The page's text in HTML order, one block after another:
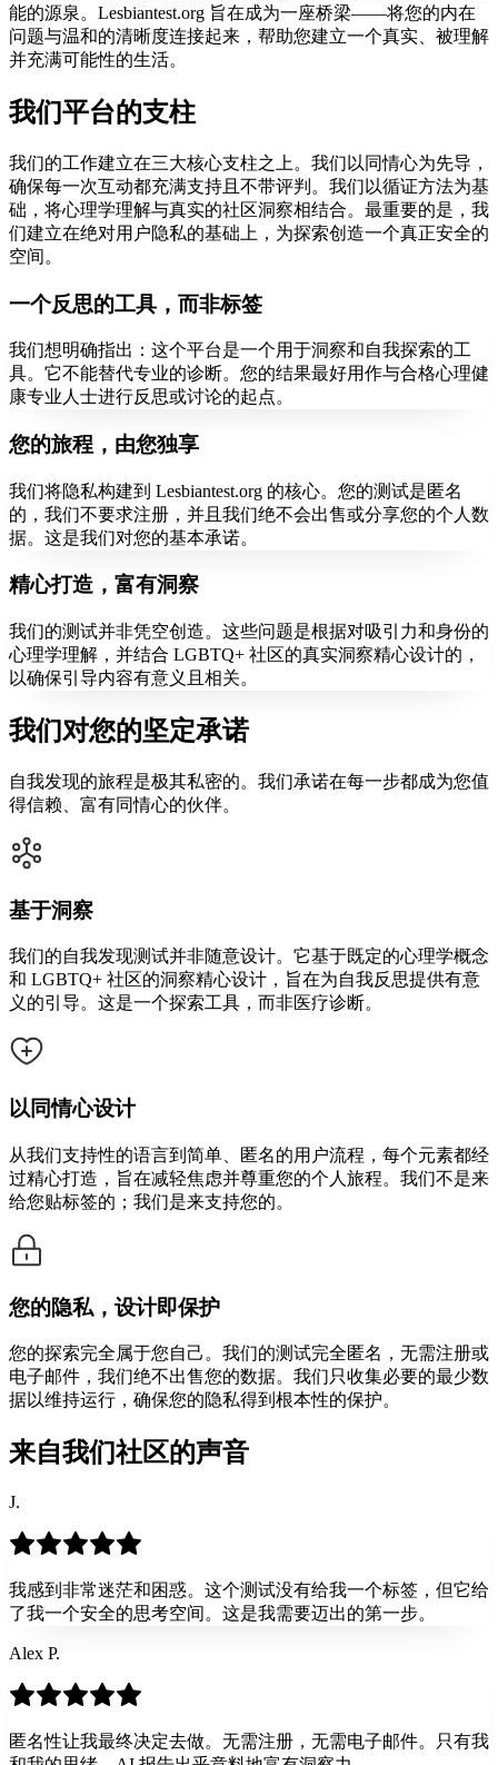
能的源泉。Lesbiantest.org 旨在成为一座桥梁——将您的内在
问题与温和的清晰度连接起来，帮助您建立一个真实、被理解
并充满可能性的生活。
我们平台的支柱
我们的工作建立在三大核心支柱之上。我们以同情心为先导，
确保每一次互动都充满支持且不带评判。我们以循证方法为基
础，将心理学理解与真实的社区洞察相结合。最重要的是，我
们建立在绝对用户隐私的基础上，为探索创造一个真正安全的
空间。
一个反思的工具，而非标签
我们想明确指出：这个平台是一个用于洞察和自我探索的工
具。它不能替代专业的诊断。您的结果最好用作与合格心理健
康专业人士进行反思或讨论的起点。
您的旅程，由您独享
我们将隐私构建到 Lesbiantest.org 的核心。您的测试是匿名
的，我们不要求注册，并且我们绝不会出售或分享您的个人数
据。这是我们对您的基本承诺。
精心打造，富有洞察
我们的测试并非凭空创造。这些问题是根据对吸引力和身份的
心理学理解，并结合 LGBTQ+ 社区的真实洞察精心设计的，
以确保引导内容有意义且相关。
我们对您的坚定承诺
自我发现的旅程是极其私密的。我们承诺在每一步都成为您值
得信赖、富有同情心的伙伴。
基于洞察
我们的自我发现测试并非随意设计。它基于既定的心理学概念
和 LGBTQ+ 社区的洞察精心设计，旨在为自我反思提供有意
义的引导。这是一个探索工具，而非医疗诊断。
以同情心设计
从我们支持性的语言到简单、匿名的用户流程，每个元素都经
过精心打造，旨在减轻焦虑并尊重您的个人旅程。我们不是来
给您贴标签的；我们是来支持您的。
您的隐私，设计即保护
您的探索完全属于您自己。我们的测试完全匿名，无需注册或
电子邮件，我们绝不出售您的数据。我们只收集必要的最少数
据以维持运行，确保您的隐私得到根本性的保护。
来自我们社区的声音
J.
我感到非常迷茫和困惑。这个测试没有给我一个标签，但它给
了我一个安全的思考空间。这是我需要迈出的第一步。
Alex P.
匿名性让我最终决定去做。无需注册，无需电子邮件。只有我